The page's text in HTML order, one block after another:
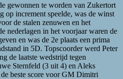
gewonnen te worden van Zukertort
op increment speelde, was de winst
de stalen zenuwen en het
nederlagen in het voorjaar waren de
en was de 2e plaats een prima
in 5D. Topscoorder werd Peter
de laatste wedstrijd tegen
Sternfeld (3 uit 4) en Aleks
de beste score voor GM Dimitri